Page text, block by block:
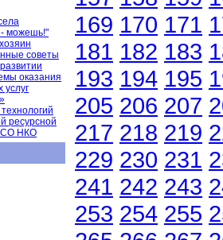
- можешь!"
советы
оказания
услуг
ресурсной
СО НКО
169 170 171
181 182 183
193 194 195
205 206 207
217 218 219
229 230 231
241 242 243
253 254 255